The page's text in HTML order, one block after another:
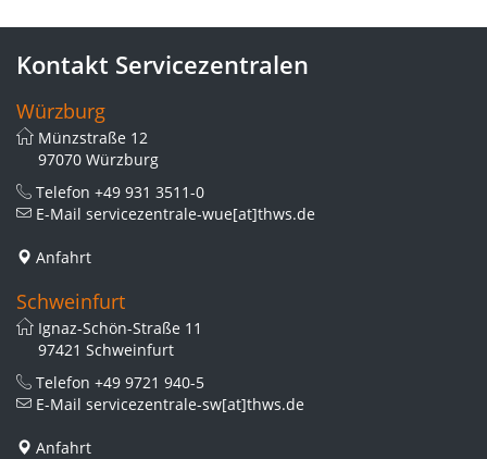
Kontakt Servicezentralen
Würzburg
Münzstraße 12
97070 Würzburg
Telefon +49 931 3511-0
E-Mail servicezentrale-wue[at]thws.de
Anfahrt
Schweinfurt
Ignaz-Schön-Straße 11
97421 Schweinfurt
Telefon +49 9721 940-5
E-Mail servicezentrale-sw[at]thws.de
Anfahrt